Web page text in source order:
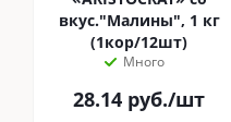
вкус."Малины", 1 кг
(1кор/12шт)
Много
28.14 руб./шт